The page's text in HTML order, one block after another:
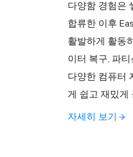
다양함 경험은
합류한 이후
활발하게 활동
이터 복구, 파
다양한 컴퓨터
게 쉽고 재밌게
자세히 보기